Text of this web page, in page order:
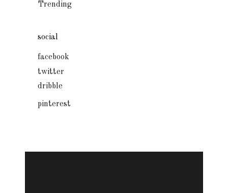
Trending
social
facebook
twitter
dribble
pinterest